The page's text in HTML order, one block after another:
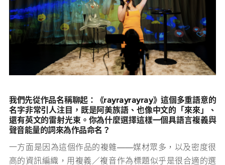
我們先從作品名稱聊起：《rayrayrayray》這個多重語意的
名字非常引人注目，既是阿美族語、也像中文的「來來」、
還有英文的雷射光束。你為什麼選擇這樣一個具語言複義與
聲音能量的詞來為作品命名？
一方面是因為這個作品的複雜——媒材眾多，以及密度很
高的資訊編織，用複義／複音作為標題似乎是很合適的選